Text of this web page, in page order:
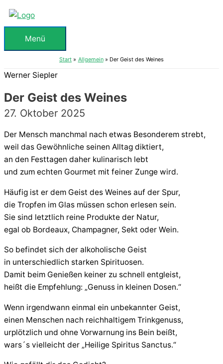
Zum
Inhalt
springenMenü
Menü
Start Allgemein Der Geist des Weines
Werner Siepler
Der Geist des Weines
27. Oktober 2025
Der Mensch manchmal nach etwas Besonderem strebt,
weil das Gewöhnliche seinen Alltag diktiert,
an den Festtagen daher kulinarisch lebt
und zum echten Gourmet mit feiner Zunge wird.
Häufig ist er dem Geist des Weines auf der Spur,
die Tropfen im Glas müssen schon erlesen sein.
Sie sind letztlich reine Produkte der Natur,
egal ob Bordeaux, Champagner, Sekt oder Wein.
So befindet sich der alkoholische Geist
in unterschiedlich starken Spirituosen.
Damit beim Genießen keiner zu schnell entgleist,
heißt die Empfehlung: „Genuss in kleinen Dosen.“
Wenn irgendwann einmal ein unbekannter Geist,
einen Menschen nach reichhaltigem Trinkgenuss,
urplötzlich und ohne Vorwarnung ins Bein beißt,
wars´s vielleicht der „Heilige Spiritus Sanctus.“